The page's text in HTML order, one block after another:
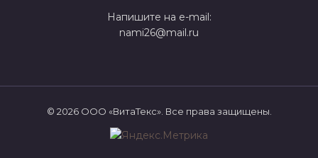
Напишите на e-mail:
nami26@mail.ru
© 2026 ООО «ВитаТекс». Все права защищены.